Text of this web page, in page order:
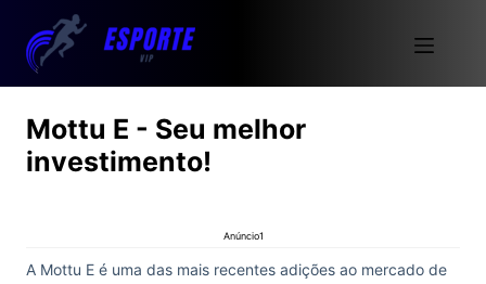
Mottu E - Seu melhor
investimento!
Anúncio1
A Mottu E é uma das mais recentes adições ao mercado de